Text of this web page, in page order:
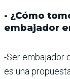
- ¿Cómo
embajador
-Ser embajador
es una